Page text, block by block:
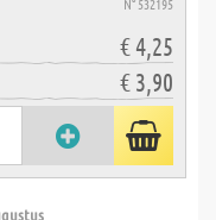
€ 4,25
€ 3,90